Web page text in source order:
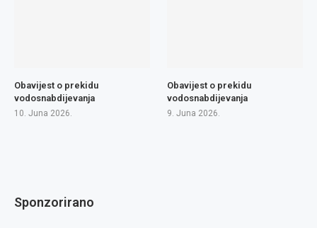
Obavijest o prekidu
vodosnabdijevanja
10. Juna 2026.
Obavijest o prekidu
vodosnabdijevanja
9. Juna 2026.
Sponzorirano